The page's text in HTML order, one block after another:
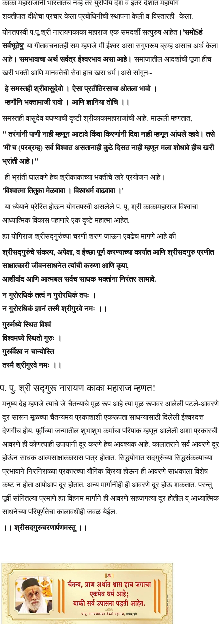
काका महाराजांनी भारतातच नव्हे तर युरोपीय देश व इतर देशात महायोग
शक्तीपात दीक्षेचा प्रचार केला प्रबोधिनीची स्थापना केली व विस्तारही केला.
योगतपस्वी प.पू.श्री नारायणकाका महाराज एक समदर्शी सत्पुरुष आहेत।'समोSहं
सर्वभूतेषु' या गीतावचनातही सम म्हणजे मी ईश्वर असा सगुणरूप ब्रम्ह असाच अर्थ केला
आहे। समभावाचा अर्थ सर्वत्र ईश्वरभाव असा आहे।समाजातील आदर्शाची पूजा हीच
खरी भक्ती आणि मानवतेची सेवा हाच खरा धर्म।असे सांगून~
हे समस्तही श्रीवासुदेवो । ऐसा प्रतीतिरसाचा ओतला भावो ।
म्हणौनि भक्तामाजी रावो । आणि ज्ञानिया तोचि ।।
समस्तही वासुदेव बघण्याची दृष्टी श्रीकाकामहाराजांची आहे. माऊली म्हणतात,
" तरंगांनी पाणी नाही म्हणून आटावे किंवा किरणांनी दिवा नाही म्हणून आंधले व्हावे। तसे
'मी'च (परब्रम्ह) सर्व विश्वात असतानाही कुठे दिसत नाही म्हणून मला शोधावे हीच खरी
भ्रांती आहे।"
ही भ्रांती घालवणे हेच श्रीकाकांच्या भक्तीचे खरे प्रयोजन आहे।
'विश्वात्मा तितुका मेळवावा । विश्वधर्म वाढवावा ।'
या ध्येयाने प्रेरित होऊन योगतपस्वी असलेले प. पू. श्री काकामहाराज विश्वाचा
आध्यात्मिक विकास पहाणारे एक दृष्टे महात्मा आहेत.
ह्या योगिराज श्रीसद्गुरुंच्या चरणी शरण जाऊन एवढेच मागणे आहे की-
श्रीसद्गुरुंचे संकल्प, अपेक्षा, व ईच्छा पूर्ण करण्याच्या कार्यात आणि श्रीसदगुरु प्रणीत
साक्षात्कारी जीवनसाधनेत त्यांची करुणा आणि कृपा,
आशीर्वाद आणि आत्मबल सर्वच साधक भक्तांना निरंतर लाभावे.
न गुरोरधिकं तत्वं न गुरोरधिकं तपः ।
न गुरोरधिकं ज्ञानं तस्मै श्रीगुरवे नमः ।।
गुरुर्मध्ये स्थित विश्वं
विश्वमध्ये स्थितो गुरुः ।
गुरुर्विश्व न चान्योस्ति
तस्मै श्रीगुरवे नमः ।।
प. पु. श्री सद्गुरू नारायण काका महाराज म्हणत!
मनुष्य देह म्हणजे त्याचे जे चैतन्याचे मूळ रूप आहे त्या मूळ रूपावर आलेली पटले-आवरणे
दूर सारून मूळच्या चैतन्यमय प्रकाशाशी एकरूपता साधन्यासाठी दिलेली ईश्वरदत्त
देणगीच होय. पूर्वीच्या जन्मातील शुभाशुभ कर्माचा परिपाक म्हणून आलेली अशा प्रकारची
आवरणे ही कोणत्याही उपायांनी दूर करणे हेच आवश्यक आहे. कालांतराने सर्व आवरणे दूर
होऊंन साधक आत्मसाक्षात्कारास पात्र होतात. सिद्धयोगात सदगुरुंच्या सिद्धसंकल्पाच्या
प्रभावाने निरनिराळ्या प्रकारच्या यौगिक क्रिया होऊन ही आवरणे साधकाला विशेष
कष्ट न होता आपोआप दूर होतात. अन्य मार्गानीही ही आवरणे दूर होऊ शकतात. परन्तु
पूर्वी सांगितल्या प्रमाणे ह्या विहंगम मार्गाने ही आवरणे सहजगत्या दूर होतील व् आध्यात्मिक
साधनेच्या परिपूर्णतेचा कालावधीही जवळ येईल.
।। श्रीसदगुरुचरणार्पणमस्तु ।।